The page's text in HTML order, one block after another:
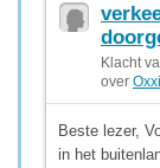
Klacht
over
Beste lezer,
in het